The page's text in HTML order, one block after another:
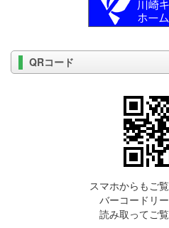
QRコード
スマホからもご
バーコードリ
読み取ってご覧